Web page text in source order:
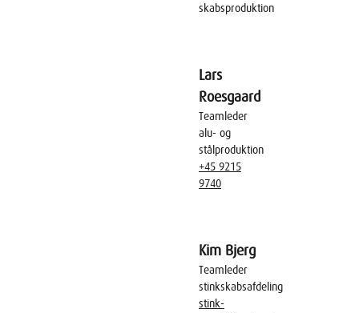
skabsproduktion
Lars
Roesgaard
Teamleder
alu- og
stålproduktion
+45 9215
9740
Kim Bjerg
Teamleder
stinkskabsafdeling
stink-